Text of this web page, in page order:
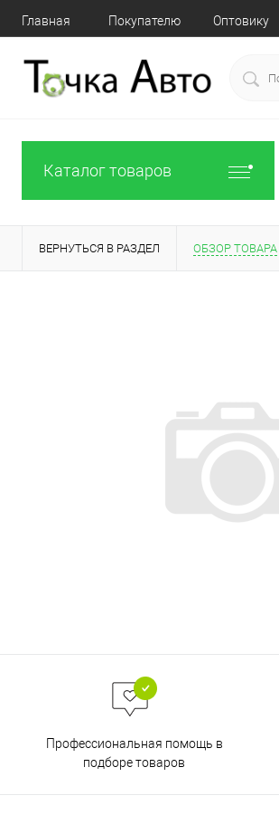
Главная Покупателю Оптовику
Каталог товаров
ВЕРНУТЬСЯ В РАЗДЕЛ ОБЗОР ТОВАРА
Профессиональная помощь в
подборе товаров